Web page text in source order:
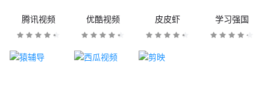
腾讯视频 优酷视频 皮皮虾 学习强国